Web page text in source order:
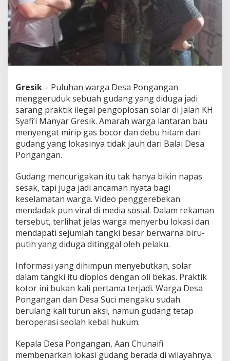
a
n
e
e
u
u
k
G
u
d
a
P
r
a
k
t
i
k
P
n
g
o
p
l
s
a
S
o
Gresik – Puluhan warga Desa Pongangan
menggeruduk sebuah gudang yang diduga jadi
sarang praktik ilegal pengoplosan solar di Jalan KH
Syafi’i Manyar Gresik. Amarah warga lantaran bau
menyengat mirip gas bocor dan debu hitam dari
gudang yang lokasinya tidak jauh dari Balai Desa
Pongangan.
Gudang mencurigakan itu tak hanya bikin napas
sesak, tapi juga jadi ancaman nyata bagi
keselamatan warga. Video penggerebekan
mendadak pun viral di media sosial. Dalam rekaman
tersebut, terlihat jelas warga menyerbu lokasi dan
mendapati sejumlah tangki besar berwarna biru-
putih yang diduga ditinggal oleh pelaku.
Informasi yang dihimpun menyebutkan, solar
dalam tangki itu dioplos dengan oli bekas. Praktik
kotor ini bukan kali pertama terjadi. Warga Desa
Pongangan dan Desa Suci mengaku sudah
berulang kali turun aksi, namun gudang tetap
beroperasi seolah kebal hukum.
Kepala Desa Pongangan, Aan Chunaifi
membenarkan lokasi gudang berada di wilayahnya.